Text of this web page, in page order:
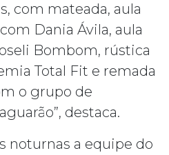
com mateada, aula
Dania Ávila, aula
Bombom, rústica
Total Fit e remada
o grupo de
destaca.
noturnas a equipe do